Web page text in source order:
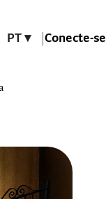
PT ▾ Conecte-se